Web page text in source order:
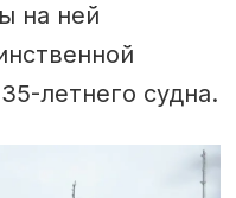
на ней
летнего судна.